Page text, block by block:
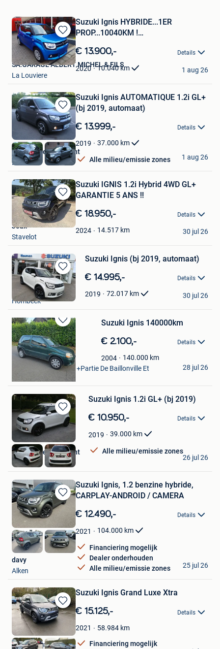
Bewaren
in
Mijn
Favorieten
Suzuki Ignis HYBRIDE...1ER
PROP...10040KM !
€ 13.900,- Details
2020 10.040km
SA.GARAGE ALBERT MICHEL & FILS
La Louviere
1 aug 26
Bewaren
in
Mijn
Favorieten
Suzuki Ignis AUTOMATIQUE 1.2i GL+
(bj 2019, automaat)
€ 13.999,- Details
2019 37.000 km
Alle milieu/emissie zones
Garage Ulens Laurent
Brussel
1 aug 26
Bewaren
in
Mijn
Favorieten
Suzuki IGNIS 1.2i Hybrid 4WD GL+
GARANTIE 5 ANS !!
€ 18.950,- Details
2024 14.517 km
Joax
Stavelot
30 jul 26
Bewaren
in
Mijn
Favorieten
Suzuki Ignis (bj 2019, automaat)
€ 14.995,- Details
2019 72.017 km
Houman Hombeek
Hombeek
30 jul 26
Bewaren
in
Mijn
Favorieten
Suzuki Ignis 140000km
€ 2.100,- Details
2004 140.000 km
Matt
Marche-En-Famenne +Partie De Baillonville Et
28 jul 26
Bewaren
in
Mijn
Favorieten
Suzuki Ignis 1.2i GL+ (bj 2019)
€ 10.950,- Details
2019 39.000 km
Alle milieu/emissie zones
Garage Ulens Laurent
Brussel
26 jul 26
Bewaren
in
Favorieten
Suzuki Ignis, 1.2 benzine hybride,
CARPLAY-ANDROID / CAMERA
€ 12.490,- Details
2021 104.000 km
Financiering mogelijk
Dealer onderhouden
Alle milieu/emissie zones
davy
Alken
25 jul 26
Bewaren
in
Mijn
Favorieten
Suzuki Ignis Grand Luxe Xtra
€ 15.125,- Details
2021 58.984 km
Financiering mogelijk
Renard & Fils